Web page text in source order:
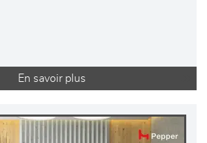
En savoir plus